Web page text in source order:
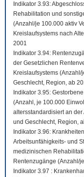
Indikator 3.93:
Rehabilitation und
(Anzahl/je 100.000 aktiv
Kreislaufsystems nach
2001
Indikator 3.94:
der Gesetzlichen
Kreislaufsystems
Geschlecht, Region, ab
Indikator 3.95:
(Anzahl, je 100.000
altersstandardisiert an
und Geschlecht, Region,
Indikator 3.96:
Arbeitsunfähigkeits- und
medizinischen
Rentenzugänge (Anzahl/
Indikator 3.97 :